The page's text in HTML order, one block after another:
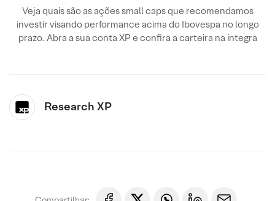
Veja quais são as ações small caps que recomendamos
investir visando performance acima do Ibovespa no longo
prazo. Abra a sua conta XP e confira a carteira na íntegra
Research XP